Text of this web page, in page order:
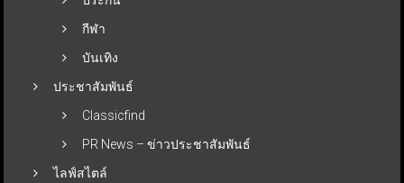
กีฬา
บันเทิง
ประชาสัมพันธ์
Classicfind
PR News – ข่าวประชาสัมพันธ์
ไลฟ์สไตล์